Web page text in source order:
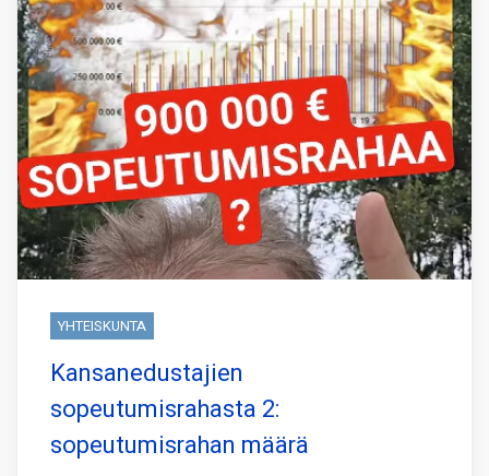
YHTEISKUNTA
Kansanedustajien
sopeutumisrahasta 2:
sopeutumisrahan määrä